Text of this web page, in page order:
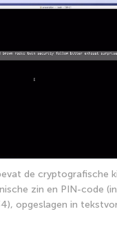
de cryptografische
zin en PIN-code
opgeslagen in